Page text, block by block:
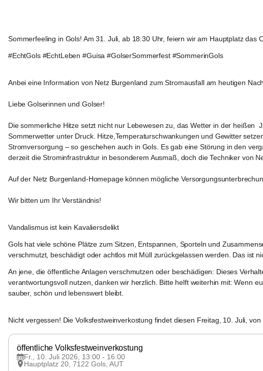
Sommerfeeling in Gols! Am 31. Juli, ab 18:30 Uhr, feiern wir am Hauptplatz
#EchtGols #EchtLeben #Guisa #GolserSommerfest #SommerinGols
Anbei eine Information von Netz Burgenland zum Stromausfall am heutigen
Liebe Golserinnen und Golser!
Die sommerliche Hitze setzt nicht nur Lebewesen zu, das Wetter in der heißen
Sommerwetter unter Druck. Hitze,Temperaturschwankungen und Gewitter
Stromversorgung – so geschehen auch in Gols. Es gab eine Störung in den
derzeit die Strominfrastruktur in besonderem Ausmaß, doch die Techniker von
Auf der Netz Burgenland-Homepage können mögliche
Wir bitten um Ihr Verständnis!
Vandalismus ist kein Kavaliersdelikt
Gols hat viele schöne Plätze zum Sitzen, Entspannen, Sporteln und
verschmutzt, beschädigt oder achtlos mit Müll zurückgelassen werden. Das ist
An jene, die öffentliche Anlagen verschmutzen oder beschädigen: Dieses
verantwortungsvoll nutzen, danken wir herzlich. Bitte helft weiterhin mit: Wenn
sauber, schön und lebenswert bleibt.
Nicht vergessen! Die Volksfestweinverkostung findet diesen Freitag, 10. Juli,
öffentliche Volksfestweinverkostung
Fr., 10. Juli 2026, 13:00 - 16:00
Hauptplatz 20, 7122 Gols, AUT